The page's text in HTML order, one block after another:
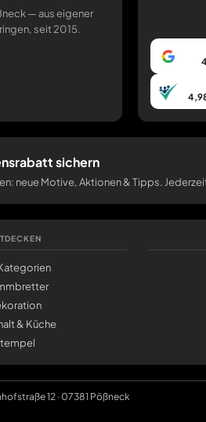
— aus eigener
seit 2015.
sichern
neue Motive, Aktionen & Tipps.
& Küche
12 · 07381 Pößneck